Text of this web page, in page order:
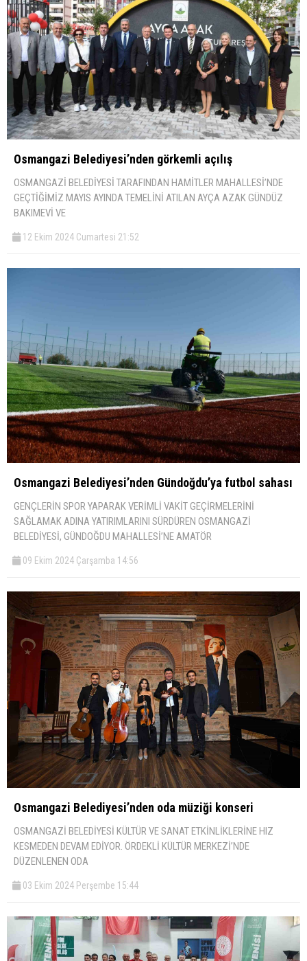
Osmangazi Belediyesi’nden görkemli açılış
OSMANGAZİ BELEDİYESİ TARAFINDAN HAMİTLER MAHALLESİ’NDE
GEÇTİĞİMİZ MAYIS AYINDA TEMELİNİ ATILAN AYÇA AZAK GÜNDÜZ
BAKIMEVİ VE
12 Ekim 2024 Cumartesi 21:52
Osmangazi Belediyesi’nden Gündoğdu’ya futbol sahası
GENÇLERİN SPOR YAPARAK VERİMLİ VAKİT GEÇİRMELERİNİ
SAĞLAMAK ADINA YATIRIMLARINI SÜRDÜREN OSMANGAZİ
BELEDİYESİ, GÜNDOĞDU MAHALLESİ’NE AMATÖR
09 Ekim 2024 Çarşamba 14:56
Osmangazi Belediyesi’nden oda müziği konseri
OSMANGAZİ BELEDİYESİ KÜLTÜR VE SANAT ETKİNLİKLERİNE HIZ
KESMEDEN DEVAM EDİYOR. ÖRDEKLİ KÜLTÜR MERKEZİ’NDE
DÜZENLENEN ODA
03 Ekim 2024 Perşembe 15:44